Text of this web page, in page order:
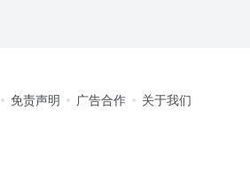
免责声明 广告合作 关于我们